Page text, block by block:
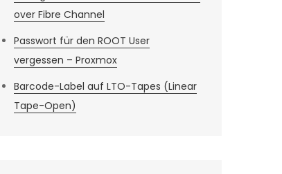
over Fibre Channel
Passwort für den ROOT User
vergessen – Proxmox
Barcode-Label auf LTO-Tapes (Linear
Tape-Open)